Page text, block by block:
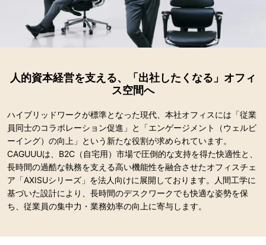
人的資本経営を支える、「出社したくなる」オフィ
ス空間へ
ハイブリッドワークが標準となった現代、本社オフィスには「従業
員同士のコラボレーション促進」と「エンゲージメント（ウェルビ
ーイング）の向上」という新たな役割が求められています。
CAGUUUは、B2C（自宅用）市場で圧倒的な支持を得た快適性と、
長時間の過酷な執務を支える高い機能性を融合させたオフィスチェ
ア「AXISUシリーズ」を法人向けに展開しております。人間工学に
基づいた設計により、長時間のデスクワークでも快適な姿勢を保
ち、従業員の集中力・業務効率の向上に寄与します。